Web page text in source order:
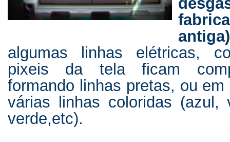
algumas linhas elétricas,
pixeis da tela ficam
formando linhas pretas, ou
várias linhas coloridas (azul,
verde,etc).